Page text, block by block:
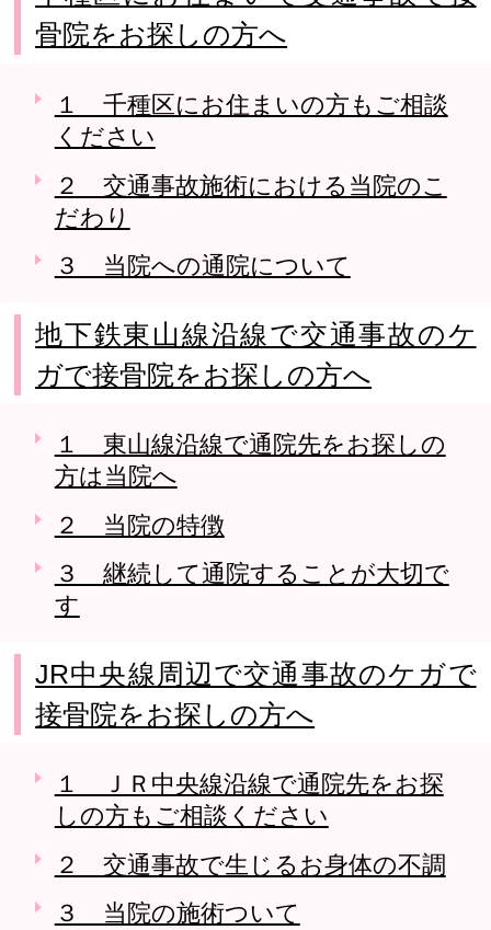
骨院をお探しの方へ
１ 千種区にお住まいの方もご相談
ください
２ 交通事故施術における当院のこ
だわり
３ 当院への通院について
地下鉄東山線沿線で交通事故のケ
ガで接骨院をお探しの方へ
１ 東山線沿線で通院先をお探しの
方は当院へ
２ 当院の特徴
３ 継続して通院することが大切で
す
JR中央線周辺で交通事故のケガで
接骨院をお探しの方へ
１ ＪＲ中央線沿線で通院先をお探
しの方もご相談ください
２ 交通事故で生じるお身体の不調
３ 当院の施術ついて